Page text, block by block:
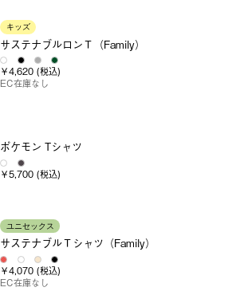
キッズ
サステナブルロンＴ（Family）
￥4,620 (税込)
EC在庫なし
ポケモン Tシャツ
￥5,700 (税込)
ユニセックス
サステナブルＴシャツ（Family）
￥4,070 (税込)
EC在庫なし